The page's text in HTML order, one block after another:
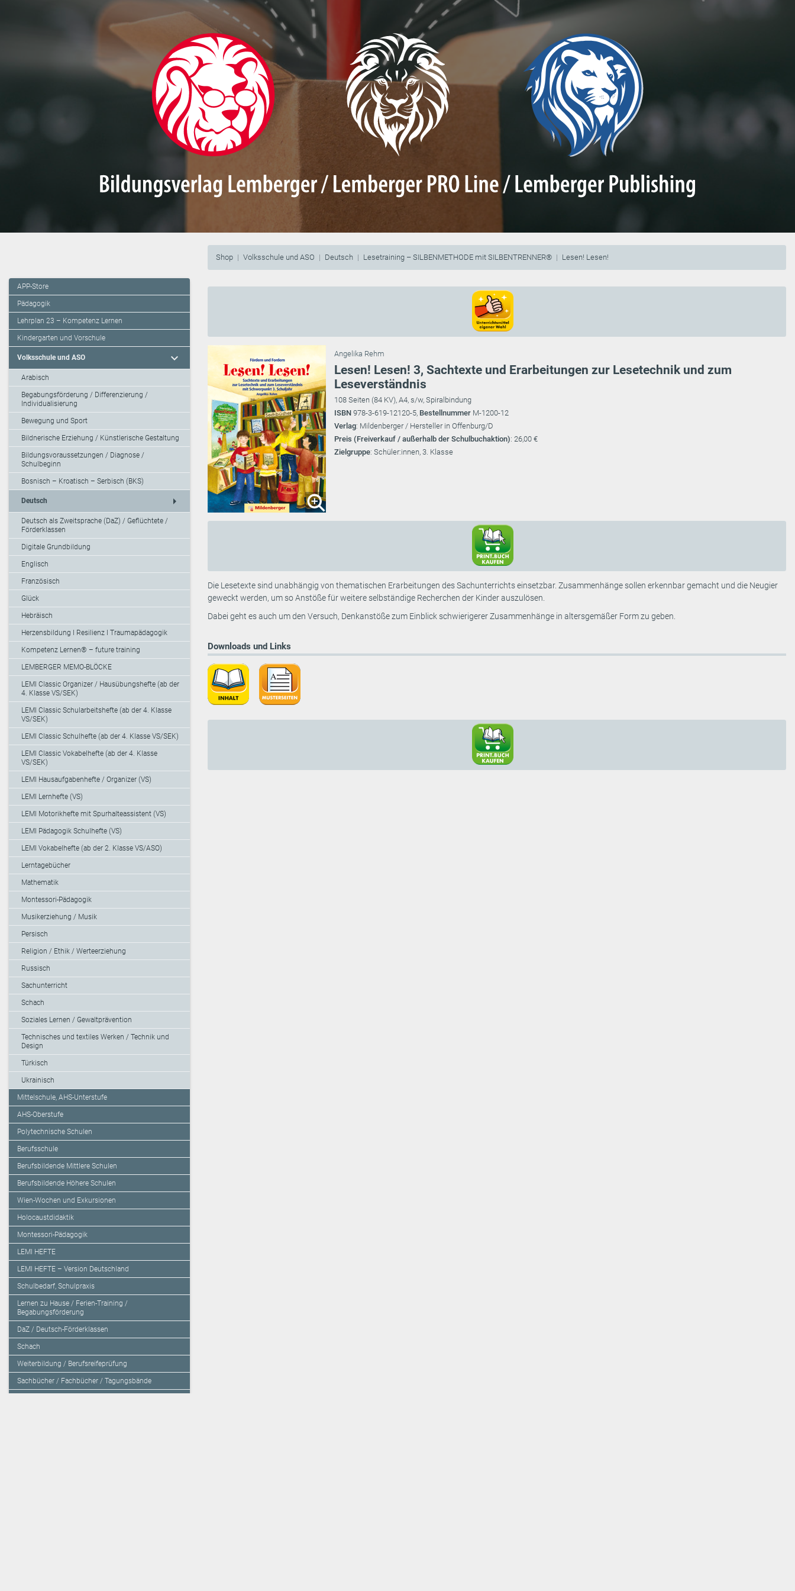
Shop Volksschule und ASO Deutsch Lesetraining – SILBENMETHODE mit SILBENTRENNER® Lesen! Lesen!
APP-Store
Pädagogik
Lehrplan 23 – Kompetenz Lernen
Kindergarten und Vorschule
Volksschule und ASO expand_more
Arabisch
Begabungsförderung / Differenzierung /
Individualisierung
Bewegung und Sport
Bildnerische Erziehung / Künstlerische Gestaltung
Bildungsvoraussetzungen / Diagnose /
Schulbeginn
Bosnisch – Kroatisch – Serbisch (BKS)
Deutsch arrow_right
Deutsch als Zweitsprache (DaZ) / Geflüchtete /
Förderklassen
Digitale Grundbildung
Englisch
Französisch
Glück
Hebräisch
Herzensbildung I Resilienz I Traumapädagogik
Kompetenz Lernen® – future training
LEMBERGER MEMO-BLÖCKE
LEMI Classic Organizer / Hausübungshefte (ab der
4. Klasse VS/SEK)
LEMI Classic Schularbeitshefte (ab der 4. Klasse
VS/SEK)
LEMI Classic Schulhefte (ab der 4. Klasse VS/SEK)
LEMI Classic Vokabelhefte (ab der 4. Klasse
VS/SEK)
LEMI Hausaufgabenhefte / Organizer (VS)
LEMI Lernhefte (VS)
LEMI Motorikhefte mit Spurhalteassistent (VS)
LEMI Pädagogik Schulhefte (VS)
LEMI Vokabelhefte (ab der 2. Klasse VS/ASO)
Lerntagebücher
Mathematik
Montessori-Pädagogik
Musikerziehung / Musik
Persisch
Religion / Ethik / Werteerziehung
Russisch
Sachunterricht
Schach
Soziales Lernen / Gewaltprävention
Technisches und textiles Werken / Technik und
Design
Türkisch
Ukrainisch
Mittelschule, AHS-Unterstufe
AHS-Oberstufe
Polytechnische Schulen
Berufsschule
Berufsbildende Mittlere Schulen
Berufsbildende Höhere Schulen
Wien-Wochen und Exkursionen
Holocaustdidaktik
Montessori-Pädagogik
LEMI HEFTE
LEMI HEFTE – Version Deutschland
Schulbedarf, Schulpraxis
Lernen zu Hause / Ferien-Training /
Begabungsförderung
DaZ / Deutsch-Förderklassen
Schach
Weiterbildung / Berufsreifeprüfung
Sachbücher / Fachbücher / Tagungsbände
Angelika Rehm
Lesen! Lesen! 3, Sachtexte und Erarbeitungen zur Lesetechnik und zum
Leseverständnis
108 Seiten (84 KV), A4, s/w, Spiralbindung
ISBN 978-3-619-12120-5, Bestellnummer M-1200-12
Verlag: Mildenberger / Hersteller in Offenburg/D
Preis (Freiverkauf / außerhalb der Schulbuchaktion): 26,00 €
Zielgruppe: Schüler:innen, 3. Klasse
Die Lesetexte sind unabhängig von thematischen Erarbeitungen des Sachunterrichts einsetzbar. Zusammenhänge sollen erkennbar gemacht und die Neugier
geweckt werden, um so Anstöße für weitere selbständige Recherchen der Kinder auszulösen.
Dabei geht es auch um den Versuch, Denkanstöße zum Einblick schwierigerer Zusammenhänge in altersgemäßer Form zu geben.
Downloads und Links